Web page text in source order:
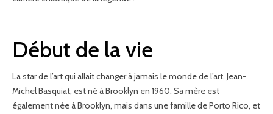
Début de la vie
La star de l’art qui allait changer à jamais le monde de l’art, Jean-
Michel Basquiat, est né à Brooklyn en 1960. Sa mère est
également née à Brooklyn, mais dans une famille de Porto Rico, et